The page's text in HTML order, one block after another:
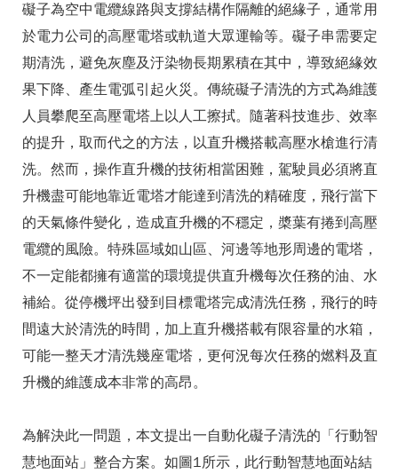
礙子為空中電纜線路與支撐結構作隔離的絕緣子，通常用
於電力公司的高壓電塔或軌道大眾運輸等。礙子串需要定
期清洗，避免灰塵及汙染物長期累積在其中，導致絕緣效
果下降、產生電弧引起火災。傳統礙子清洗的方式為維護
人員攀爬至高壓電塔上以人工擦拭。隨著科技進步、效率
的提升，取而代之的方法，以直升機搭載高壓水槍進行清
洗。然而，操作直升機的技術相當困難，駕駛員必須將直
升機盡可能地靠近電塔才能達到清洗的精確度，飛行當下
的天氣條件變化，造成直升機的不穩定，槳葉有捲到高壓
電纜的風險。特殊區域如山區、河邊等地形周邊的電塔，
不一定能都擁有適當的環境提供直升機每次任務的油、水
補給。從停機坪出發到目標電塔完成清洗任務，飛行的時
間遠大於清洗的時間，加上直升機搭載有限容量的水箱，
可能一整天才清洗幾座電塔，更何況每次任務的燃料及直
升機的維護成本非常的高昂。
為解決此一問題，本文提出一自動化礙子清洗的「行動智
慧地面站」整合方案。如圖1所示，此行動智慧地面站結